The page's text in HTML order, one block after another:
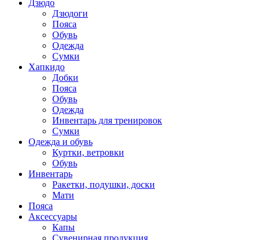
Дзюдо
Дзюдоги
Пояса
Обувь
Одежда
Сумки
Хапкидо
Добки
Пояса
Обувь
Одежда
Инвентарь для тренировок
Сумки
Одежда и обувь
Куртки, ветровки
Обувь
Инвентарь
Ракетки, подушки, доски
Мати
Пояса
Аксессуары
Капы